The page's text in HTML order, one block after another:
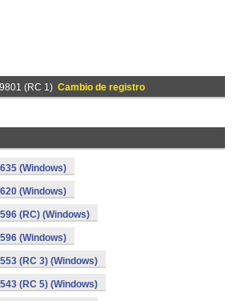
(RC 1) Cambio de registro
(Windows)
(Windows)
(RC) (Windows)
(Windows)
(RC 3) (Windows)
(RC 5) (Windows)